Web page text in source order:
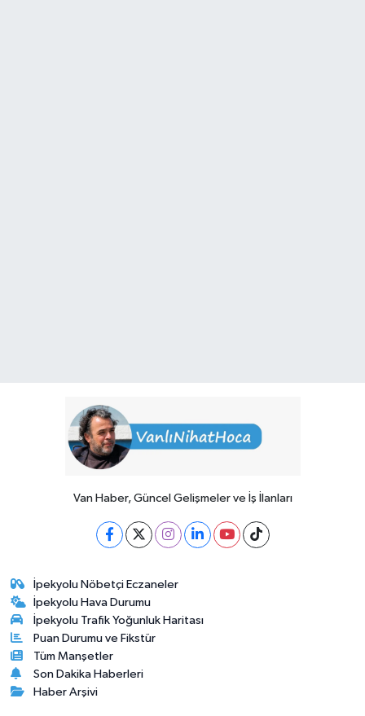
Van Haber, Güncel Gelişmeler ve İş İlanları
İpekyolu Nöbetçi Eczaneler
İpekyolu Hava Durumu
İpekyolu Trafik Yoğunluk Haritası
Puan Durumu ve Fikstür
Tüm Manşetler
Son Dakika Haberleri
Haber Arşivi